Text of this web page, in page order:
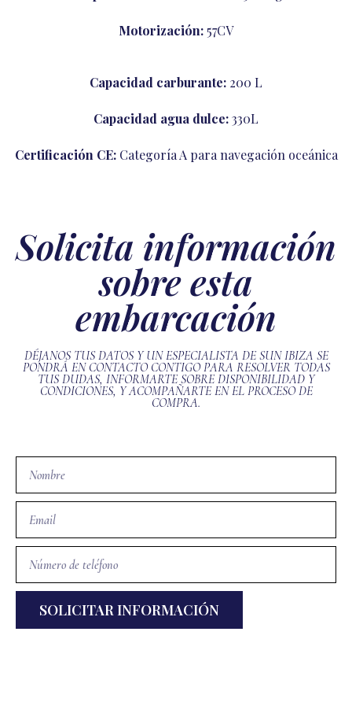
Motorización: 57CV
Capacidad carburante: 200 L
Capacidad agua dulce:330L
Certificación CE:Categoría A para navegación oceánica
Solicita información
sobre esta
embarcación
DÉJANOS TUS DATOS Y UN ESPECIALISTA DE SUN IBIZA SE
PONDRÁ EN CONTACTO CONTIGO PARA RESOLVER TODAS
TUS DUDAS, INFORMARTE SOBRE DISPONIBILIDAD Y
CONDICIONES, Y ACOMPAÑARTE EN EL PROCESO DE
COMPRA.
SOLICITAR INFORMACIÓN